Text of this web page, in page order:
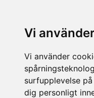
Vi
Vi använder
surfupplevelse
dig personligt